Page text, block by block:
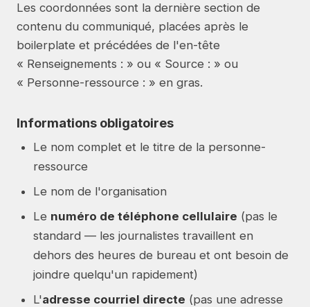
Les coordonnées sont la dernière section de
contenu du communiqué, placées après le
boilerplate et précédées de l'en-tête
« Renseignements : » ou « Source : » ou
« Personne-ressource : » en gras.
Informations obligatoires
Le nom complet et le titre de la personne-
ressource
Le nom de l'organisation
Le numéro de téléphone cellulaire (pas le
standard — les journalistes travaillent en
dehors des heures de bureau et ont besoin de
joindre quelqu'un rapidement)
L'adresse courriel directe (pas une adresse